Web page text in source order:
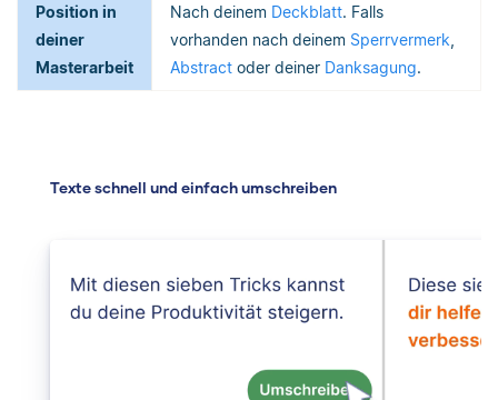
Position in
deiner
Masterarbeit
Nach deinem Deckblatt. Falls
vorhanden nach deinem Sperrvermerk
Abstract oder deiner Danksagung.
Texte schnell und einfach umschreiben